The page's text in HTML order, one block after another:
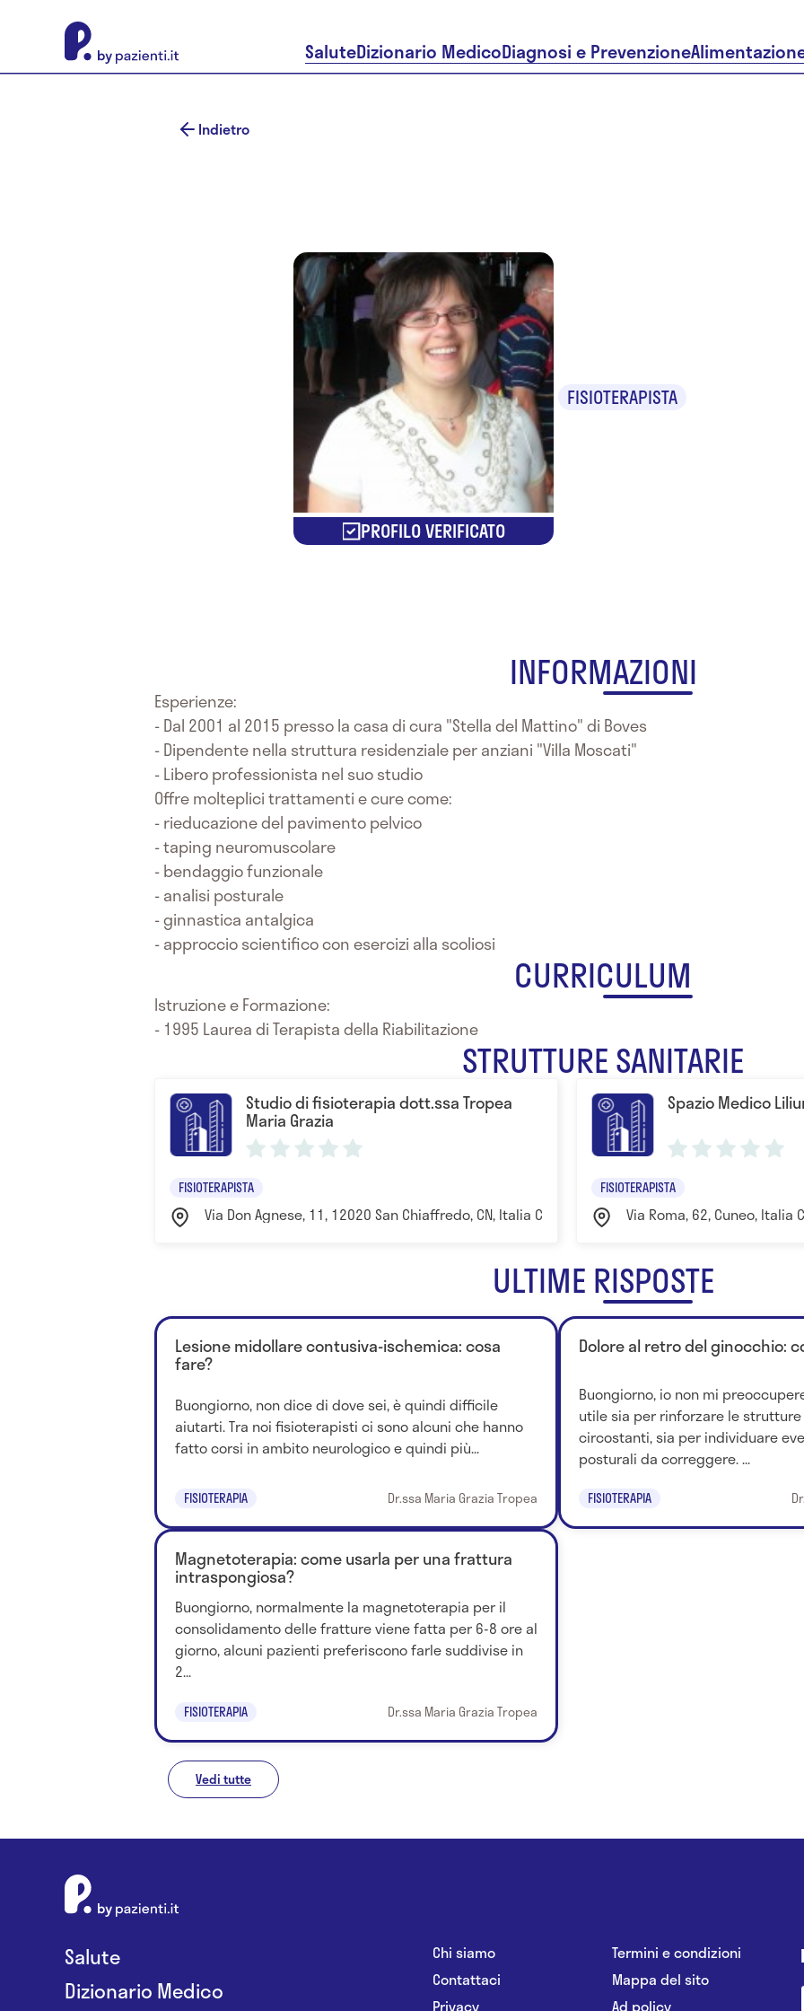
SaluteDizionario MedicoDiagnosi e Prevenzione
Indietro
PROFILO VERIFICATO
FISIOTERAPISTA
INFORMAZIONI
Esperienze:
- Dal 2001 al 2015 presso la casa di cura "Stella del Mattino" di Boves
- Dipendente nella struttura residenziale per anziani "Villa Moscati"
- Libero professionista nel suo studio
Offre molteplici trattamenti e cure come:
- rieducazione del pavimento pelvico
- taping neuromuscolare
- bendaggio funzionale
- analisi posturale
- ginnastica antalgica
- approccio scientifico con esercizi alla scoliosi
CURRICULUM
Istruzione e Formazione:
- 1995 Laurea di Terapista della Riabilitazione
STRUTTURE SANITARIE
Studio di fisioterapia dott.ssa Tropea
Maria Grazia
FISIOTERAPISTA
Via Don Agnese, 11, 12020 San Chiaffredo, CN, Italia Cuneo
Spazio Medico
FISIOTERAPISTA
Via Roma, 62, Cuneo, Italia
ULTIME RISPOSTE
Lesione midollare contusiva-ischemica: cosa
fare?
Buongiorno, non dice di dove sei, è quindi difficile
aiutarti. Tra noi fisioterapisti ci sono alcuni che hanno
fatto corsi in ambito neurologico e quindi più...
FISIOTERAPIA Dr.ssa Maria Grazia Tropea
Dolore al retro del ginocchio:
Buongiorno, io non mi
utile sia per rinforzare le
circostanti, sia per individuare
posturali da correggere. ...
FISIOTERAPIA
Magnetoterapia: come usarla per una frattura
intraspongiosa?
Buongiorno, normalmente la magnetoterapia per il
consolidamento delle fratture viene fatta per 6-8 ore al
giorno, alcuni pazienti preferiscono farle suddivise in
2...
FISIOTERAPIA Dr.ssa Maria Grazia Tropea
Vedi tutte
Salute
Dizionario Medico
Chi siamo
Contattaci
Privacy
Termini e condizioni
Mappa del sito
Ad policy